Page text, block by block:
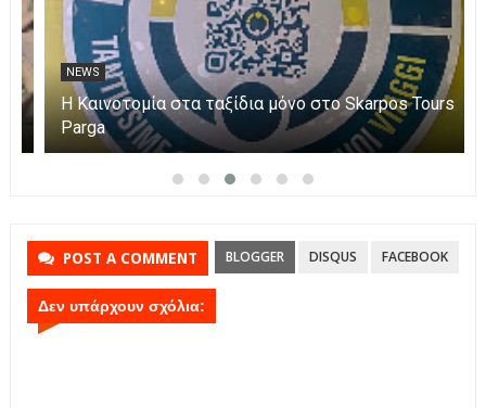
NEWS
Η Πάργα τίμησε τη Μεταμόρφωση του Κυρίου
POST A COMMENT BLOGGER DISQUS FACEBOOK
Δεν υπάρχουν σχόλια: